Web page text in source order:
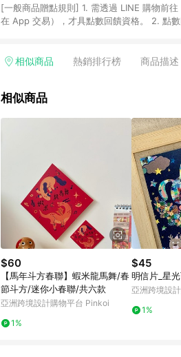
[一般商品贈點規則] 1. 需透過 LINE 購物前
在 App 交易），才具點數回饋資格。 2. 點
格，部分退款不在此限。 6. APP 請更新至
使用規則請以點數紅包活動說明為準。 11.
相似商品 熱銷排行榜 商品描述
相似商品
$60
【馬年斗方春聯】蝦米龍馬舞/春
節斗方/迷你小春聯/共六款
亞洲跨境設計購物平台 Pinkoi
1%
$45
明信片_星
亞洲跨境設
1%